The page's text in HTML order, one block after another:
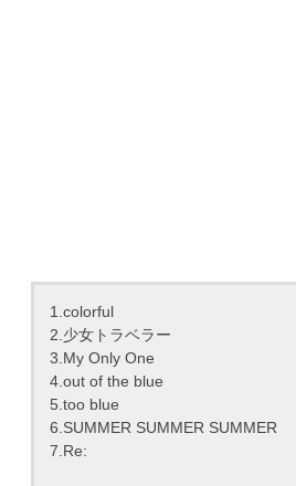
1.colorful
2.少女トラベラー
3.My Only One
4.out of the blue
5.too blue
6.SUMMER SUMMER SUMMER
7.Re: